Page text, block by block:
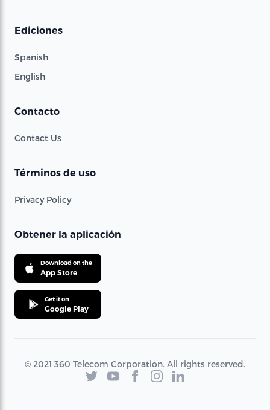
Ediciones
Spanish
English
Contacto
Contact Us
Términos de uso
Privacy Policy
Obtener la aplicación
Download on the
App Store
Get it on
Google Play
© 2021 360 Telecom Corporation. All rights reserved.